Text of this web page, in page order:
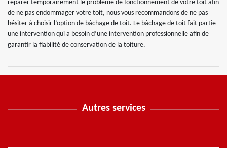
réparer temporairement le problème de fonctionnement de votre toit afin
de ne pas endommager votre toit, nous vous recommandons de ne pas
hésiter à choisir l’option de bâchage de toit. Le bâchage de toit fait partie
une intervention qui a besoin d’une intervention professionnelle afin de
garantir la fiabilité de conservation de la toiture.
Autres services